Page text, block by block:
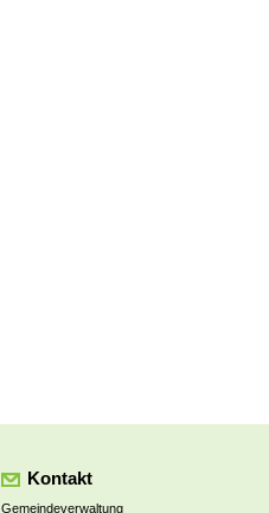
Kontakt
Gemeindeverwaltung